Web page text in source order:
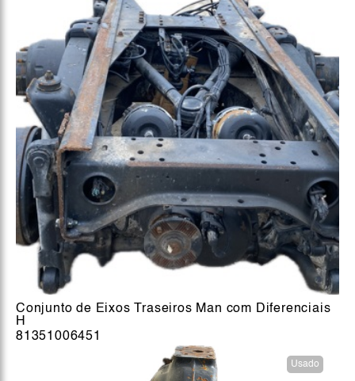
Conjunto de Eixos Traseiros Man com Diferenciais
H
81351006451
Usado